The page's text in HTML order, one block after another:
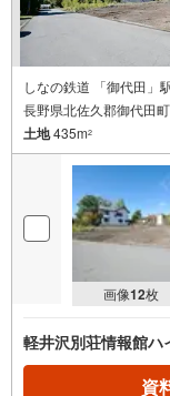
しなの鉄道 「御代田」
長野県北佐久郡御代田
土地435m2
画像12枚
軽井沢別荘情報館ハ
資